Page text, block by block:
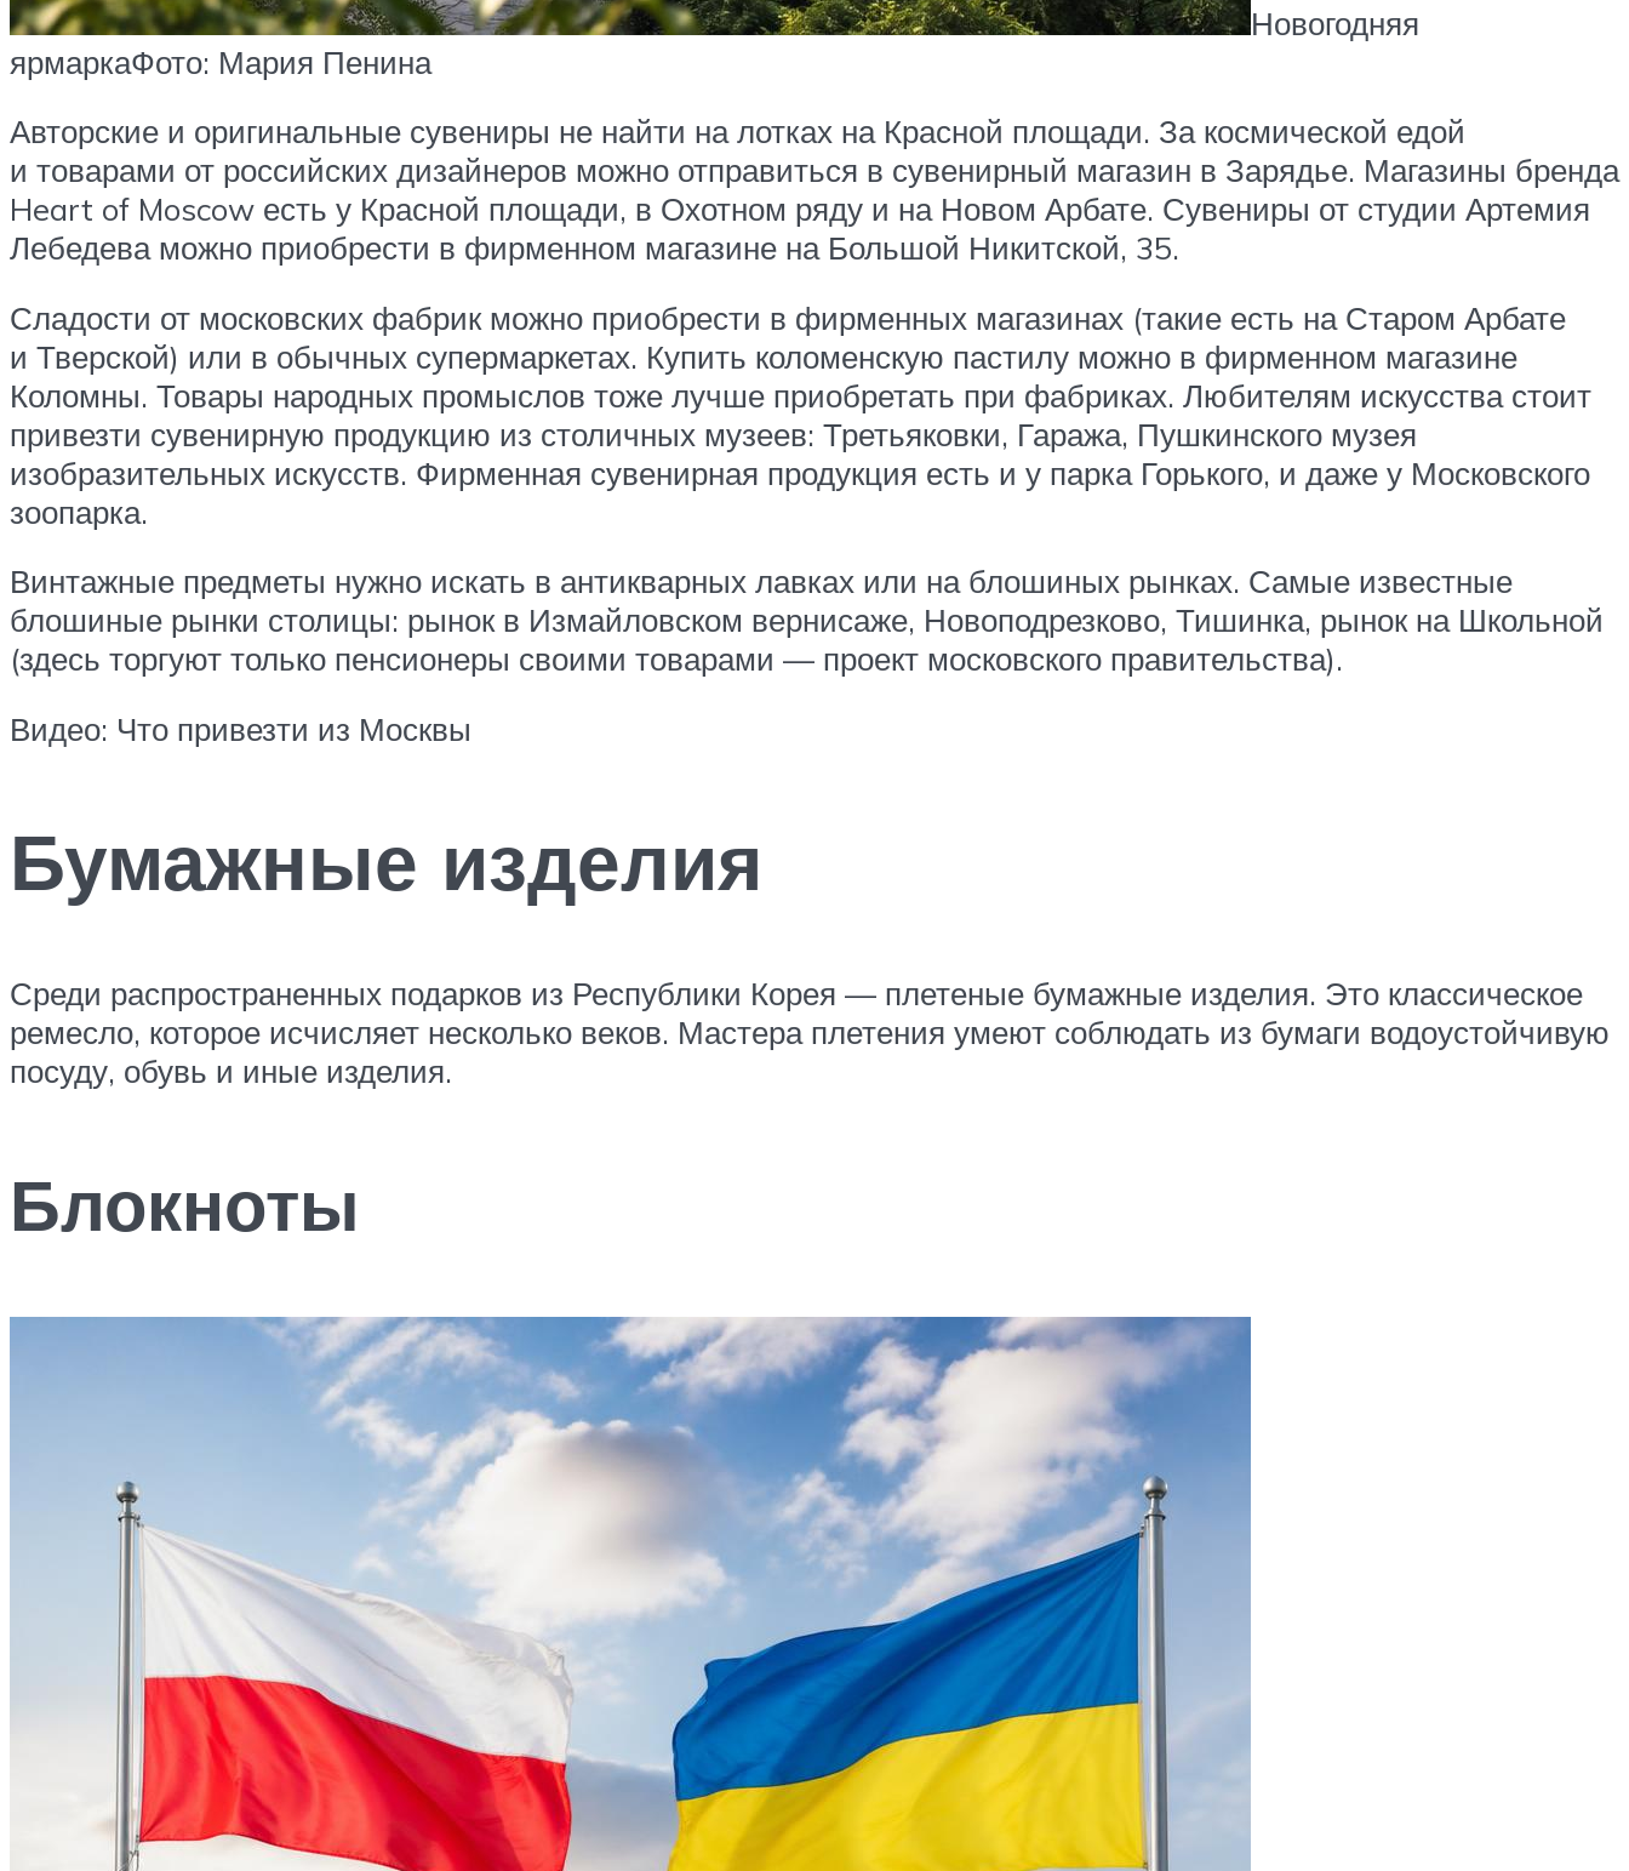
Новогодняя
ярмаркаФото: Мария Пенина
Авторские и оригинальные сувениры не найти на лотках на Красной площади. За космической едой
и товарами от российских дизайнеров можно отправиться в сувенирный магазин в Зарядье. Магазины бренда
Heart of Moscow есть у Красной площади, в Охотном ряду и на Новом Арбате. Сувениры от студии Артемия
Лебедева можно приобрести в фирменном магазине на Большой Никитской, 35.
Сладости от московских фабрик можно приобрести в фирменных магазинах (такие есть на Старом Арбате
и Тверской) или в обычных супермаркетах. Купить коломенскую пастилу можно в фирменном магазине
Коломны. Товары народных промыслов тоже лучше приобретать при фабриках. Любителям искусства стоит
привезти сувенирную продукцию из столичных музеев: Третьяковки, Гаража, Пушкинского музея
изобразительных искусств. Фирменная сувенирная продукция есть и у парка Горького, и даже у Московского
зоопарка.
Винтажные предметы нужно искать в антикварных лавках или на блошиных рынках. Самые известные
блошиные рынки столицы: рынок в Измайловском вернисаже, Новоподрезково, Тишинка, рынок на Школьной
(здесь торгуют только пенсионеры своими товарами — проект московского правительства).
Видео: Что привезти из Москвы
Бумажные изделия
Среди распространенных подарков из Республики Корея — плетеные бумажные изделия. Это классическое
ремесло, которое исчисляет несколько веков. Мастера плетения умеют соблюдать из бумаги водоустойчивую
посуду, обувь и иные изделия.
Блокноты